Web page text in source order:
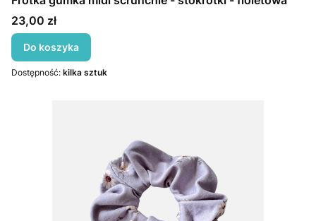
Cena
23,00 zł
Do koszyka
Dostępność: kilka sztuk